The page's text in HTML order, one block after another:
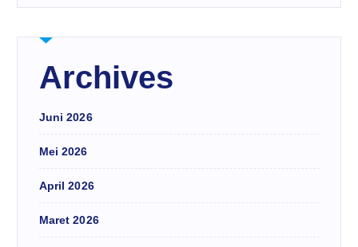
Archives
Juni 2026
Mei 2026
April 2026
Maret 2026